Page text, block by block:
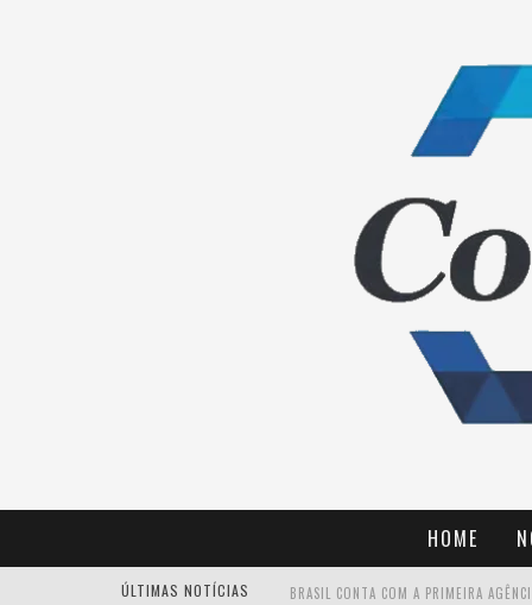
HOME
ÚLTIMAS NOTÍCIAS